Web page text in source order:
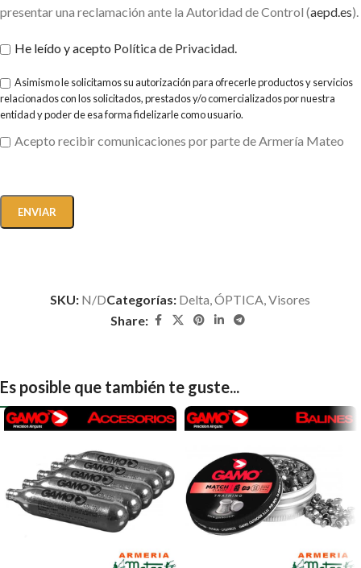
presentar una reclamación ante la Autoridad de Control (aepd.es).
He leído y acepto Política de Privacidad
Asimismo le solicitamos su autorización para ofrecerle productos y servicios
relacionados con los solicitados, prestados y/o comercializados por nuestra
entidad y poder de esa forma fidelizarle como usuario.
Acepto recibir comunicaciones por parte de Armería Mateo
SKU: N/DCategorías: Delta ÓPTICA Visores
Share:
Es posible que también te guste...